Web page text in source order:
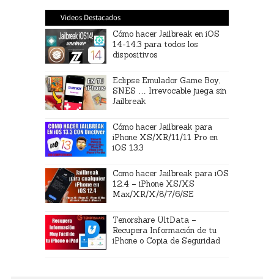
Videos Destacados
Cómo hacer Jailbreak en iOS
14-14.3 para todos los
dispositivos
Eclipse Emulador Game Boy,
SNES … Irrevocable juega sin
Jailbreak
Cómo hacer Jailbreak para
iPhone XS/XR/11/11 Pro en
iOS 13.3
Como hacer Jailbreak para iOS
12.4 – iPhone XS/XS
Max/XR/X/8/7/6/SE
Tenorshare UltData –
Recupera Información de tu
iPhone o Copia de Seguridad